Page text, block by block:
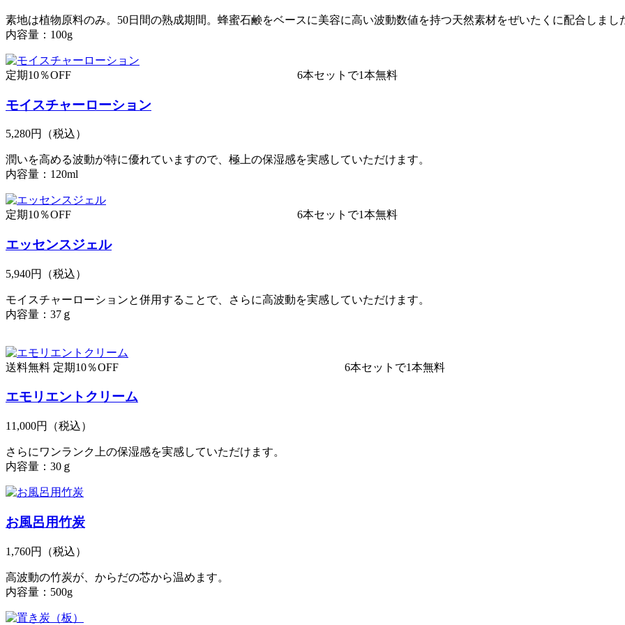
素地は植物原料のみ。50日間の熟成期間。蜂蜜石鹸をベースに美容に高い波動数値を持つ天然素材をぜいたくに配合しまし
内容量：100g
定期10％OFF 6本セットで1本無料
モイスチャーローション
5,280円 （税込）
潤いを高める波動が特に優れていますので、極上の保湿感を実感していただけます。
内容量：120ml
定期10％OFF 6本セットで1本無料
エッセンスジェル
5,940円 （税込）
モイスチャーローションと併用することで、さらに高波動を実感していただけます。
内容量：37ｇ
送料無料 定期10％OFF 6本セットで1本無料
エモリエントクリーム
11,000円 （税込）
さらにワンランク上の保湿感を実感していただけます。
内容量：30ｇ
お風呂用竹炭
1,760円 （税込）
高波動の竹炭が、からだの芯から温めます。
内容量：500g